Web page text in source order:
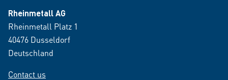
Rheinmetall AG
Rheinmetall Platz 1
40476 Dusseldorf
Deutschland
Contact us